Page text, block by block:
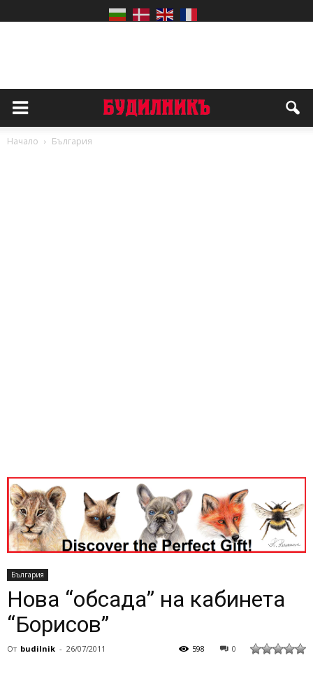
Начало България
България
Нова “обсада” на кабинета
“Борисов”
От budilnik - 26/07/2011 0
598